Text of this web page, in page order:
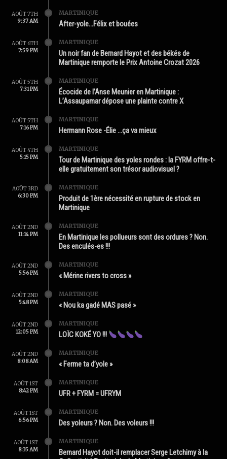
AOÛT 7TH
9:37 AM
MARTINIQUE
After-yole…Félix et bouées
AOÛT 6TH
7:59 PM
MARTINIQUE
Un noir fan de Bernard Hayot et des békés de
Martinique remporte le Prix Antoine Crozat 2026
AOÛT 5TH
7:31 PM
MARTINIQUE
Écocide de l’Anse Meunier en Martinique :
L’Assaupamar dépose une plainte contre X
AOÛT 5TH
7:16 PM
MARTINIQUE
Hermann Rose -Élie …ça va mieux
AOÛT 4TH
5:15 PM
MARTINIQUE
Tour de Martinique des yoles rondes : la FYRM offre-t-
elle gratuitement son trésor audiovisuel ?
AOÛT 3RD
6:30 PM
MARTINIQUE
Produit de 1ère nécessité en rupture de stock en
Martinique
AOÛT 2ND
11:14 PM
MARTINIQUE
En Martinique les pollueurs sont des ordures ? Non.
Des enculés-es !!!
AOÛT 2ND
5:56 PM
MARTINIQUE
« Mérine rivers to cross »
AOÛT 2ND
5:48 PM
MARTINIQUE
« Nou ka gadé MAS pasé »
AOÛT 2ND
12:05 PM
MARTINIQUE
LOÏC KOKÉ YO !!!
AOÛT 2ND
8:08 AM
MARTINIQUE
« Ferme ta d’yole »
AOÛT 1ST
8:42 PM
MARTINIQUE
UFR + FYRM = UFRYM
AOÛT 1ST
6:56 PM
MARTINIQUE
Des yoleurs ? Non. Des voleurs !!!
AOÛT 1ST
8:35 AM
MARTINIQUE
Bernard Hayot doit-il remplacer Serge Letchimy à la